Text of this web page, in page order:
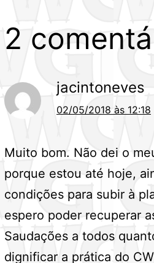
2
jacintoneves
02/05/2018 às 12:18
Muito bom. Não dei o
porque estou até hoje,
condições para subir à
espero poder recuperar
Saudações a todos
dignificar a prática do